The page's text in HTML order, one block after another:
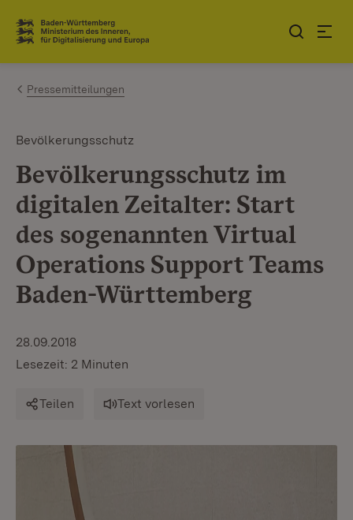
Zum Inhalt springen
Link zur Startseite
Pressemitteilungen
Bevölkerungsschutz
Bevölkerungsschutz im
digitalen Zeitalter: Start
des sogenannten Virtual
Operations Support Teams
Baden-Württemberg
28.09.2018
Lesezeit: 2 Minuten
Teilen Text vorlesen